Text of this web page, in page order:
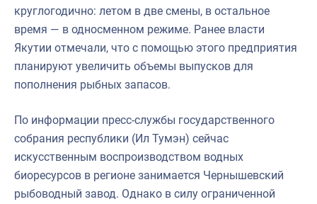
круглогодично: летом в две смены, в остальное
время — в односменном режиме. Ранее власти
Якутии отмечали, что с помощью этого предприятия
планируют увеличить объемы выпусков для
пополнения рыбных запасов.
По информации пресс-службы государственного
собрания республики (Ил Тумэн) сейчас
искусственным воспроизводством водных
биоресурсов в регионе занимается Чернышевский
рыбоводный завод. Однако в силу ограниченной